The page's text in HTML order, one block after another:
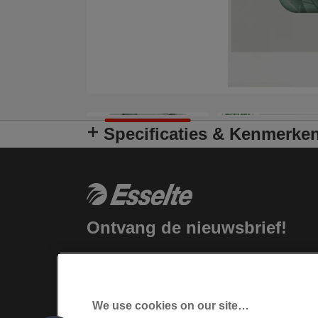
Specificaties &
Ontvang de nieuwsbrief!
Blijf op de hoogte van nieuwe producten
INSCHRIJVEN
We use cookies on our site…